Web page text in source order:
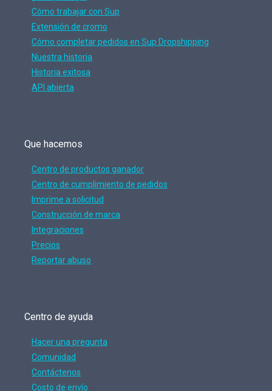
Cómo trabajar con Sup
Extensión de cromo
Cómo completar pedidos en Sup Dropshipping
Nuestra historia
Historia exitosa
API abierta
Que hacemos
Centro de productos ganador
Centro de cumplimiento de pedidos
Imprime a solicitud
Construcción de marca
Integraciones
Precios
Reportar abuso
Centro de ayuda
Hacer una pregunta
Comunidad
Contáctenos
Costo de envío